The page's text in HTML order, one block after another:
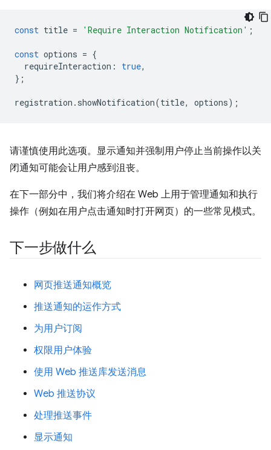
const title = 'Require Interaction Notification' ;
const options = {
requireInteraction : true,
};
registration . showNotification(title, options);
请谨慎使用此选项。显示通知并强制用户停止当前操作以关
闭通知可能会让用户感到沮丧。
在下一部分中，我们将介绍在 Web 上用于管理通知和执行
操作（例如在用户点击通知时打开网页）的一些常见模式。
下一步做什么
网页推送通知概览
推送通知的运作方式
为用户订阅
权限用户体验
使用 Web 推送库发送消息
Web 推送协议
处理推送事件
显示通知